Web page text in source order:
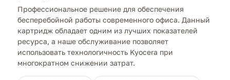
Профессиональное решение для обеспечения
бесперебойной работы современного офиса. Данный
картридж обладает одним из лучших показателей
ресурса, а наше обслуживание позволяет
использовать технологичность Kyocera при
многократном снижении затрат.